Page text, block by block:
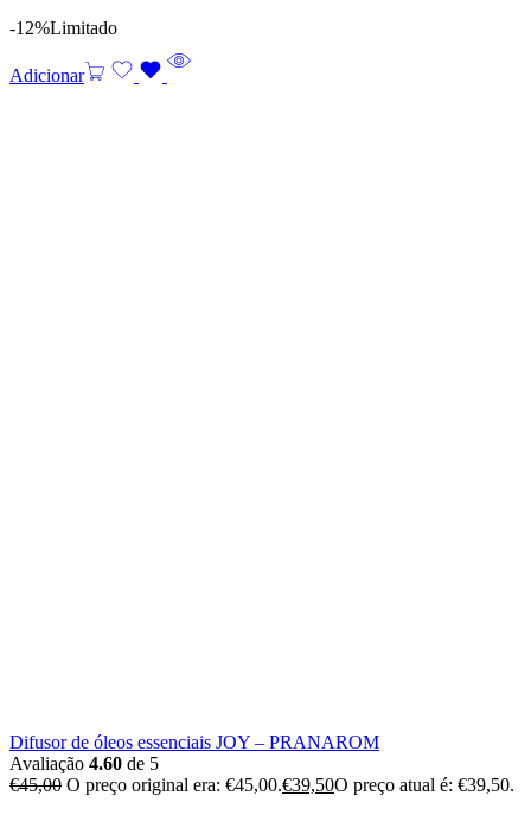
-12%Limitado
Adicionar
Difusor de óleos essenciais JOY – PRANAROM
Avaliação 4.60 de 5
€45,00 O preço original era: €45,00.€39,50O preço atual é: €39,50.